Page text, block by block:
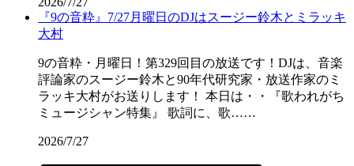
『9の音粋』7/27月曜日のDJはスージー鈴木とミラッキ
大村
9の音粋・月曜日！第329回目の放送です！DJは、音楽
評論家のスージー鈴木と90年代研究家・放送作家のミ
ラッキ大村がお送りします！ 本日は・・『歌われがち
ミュージシャン特集』 歌詞に、歌……
2026/7/27